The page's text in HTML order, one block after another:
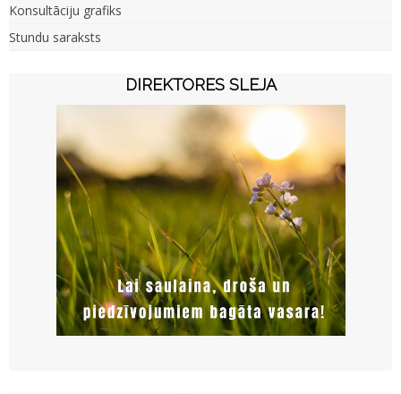
Konsultāciju grafiks
Stundu saraksts
DIREKTORES SLEJA